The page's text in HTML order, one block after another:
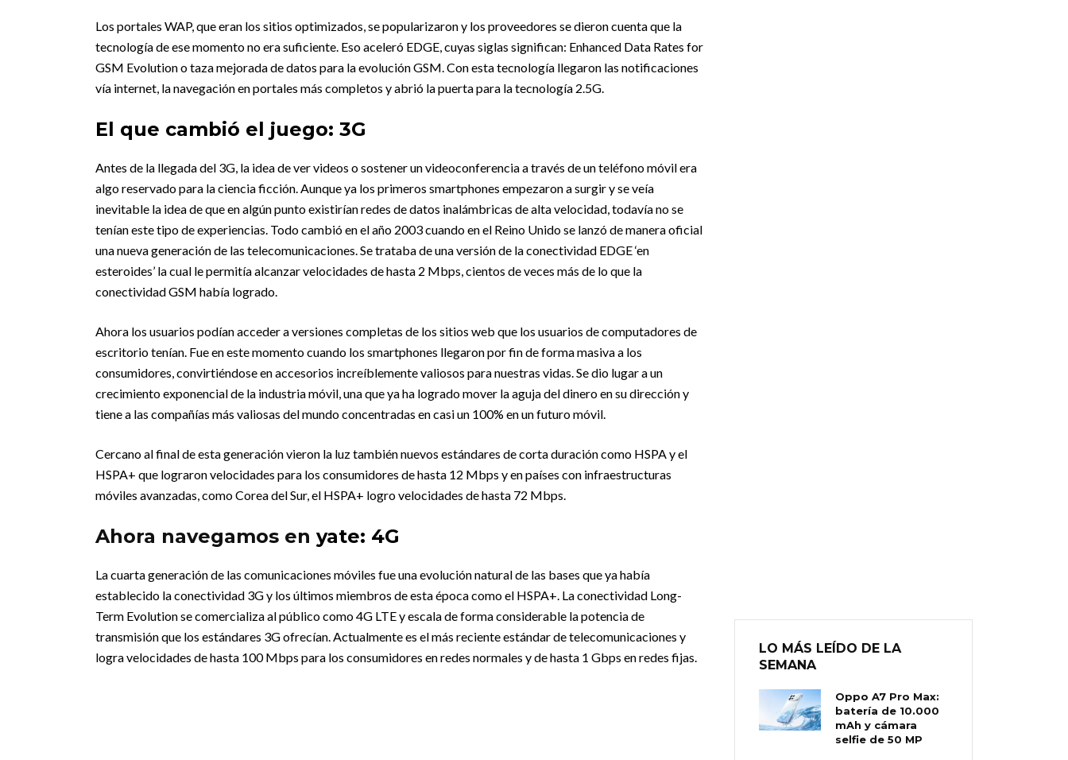
Los portales WAP, que eran los sitios optimizados, se popularizaron y los proveedores se dieron cuenta que la
tecnología de ese momento no era suficiente. Eso aceleró EDGE, cuyas siglas significan: Enhanced Data Rates for
GSM Evolution o taza mejorada de datos para la evolución GSM. Con esta tecnología llegaron las notificaciones
vía internet, la navegación en portales más completos y abrió la puerta para la tecnología 2.5G.
El que cambió el juego: 3G
Antes de la llegada del 3G, la idea de ver videos o sostener un videoconferencia a través de un teléfono móvil era
algo reservado para la ciencia ficción. Aunque ya los primeros smartphones empezaron a surgir y se veía
inevitable la idea de que en algún punto existirían redes de datos inalámbricas de alta velocidad, todavía no se
tenían este tipo de experiencias. Todo cambió en el año 2003 cuando en el Reino Unido se lanzó de manera oficial
una nueva generación de las telecomunicaciones. Se trataba de una versión de la conectividad EDGE ‘en
esteroides’ la cual le permitía alcanzar velocidades de hasta 2 Mbps, cientos de veces más de lo que la
conectividad GSM había logrado.
Ahora los usuarios podían acceder a versiones completas de los sitios web que los usuarios de computadores de
escritorio tenían. Fue en este momento cuando los smartphones llegaron por fin de forma masiva a los
consumidores, convirtiéndose en accesorios increíblemente valiosos para nuestras vidas. Se dio lugar a un
crecimiento exponencial de la industria móvil, una que ya ha logrado mover la aguja del dinero en su dirección y
tiene a las compañías más valiosas del mundo concentradas en casi un 100% en un futuro móvil.
Cercano al final de esta generación vieron la luz también nuevos estándares de corta duración como HSPA y el
HSPA+ que lograron velocidades para los consumidores de hasta 12 Mbps y en países con infraestructuras
móviles avanzadas, como Corea del Sur, el HSPA+ logro velocidades de hasta 72 Mbps.
Ahora navegamos en yate: 4G
La cuarta generación de las comunicaciones móviles fue una evolución natural de las bases que ya había
establecido la conectividad 3G y los últimos miembros de esta época como el HSPA+. La conectividad Long-
Term Evolution se comercializa al público como 4G LTE y escala de forma considerable la potencia de
transmisión que los estándares 3G ofrecían. Actualmente es el más reciente estándar de telecomunicaciones y
logra velocidades de hasta 100 Mbps para los consumidores en redes normales y de hasta 1 Gbps en redes fijas.
LO MÁS LEÍDO DE LA
SEMANA
Oppo A7 Pro Max:
batería de 10.000
mAh y cámara
selfie de 50 MP